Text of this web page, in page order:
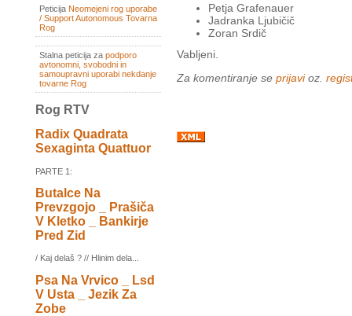
Peticija Neomejeni rog uporabe
/ Support Autonomous Tovarna
Rog
Stalna peticija za podporo
avtonomni, svobodni in
samoupravni uporabi nekdanje
tovarne Rog
Rog RTV
Radix Quadrata
Sexaginta Quattuor
PARTE 1:
Butalce Na
Prevzgojo _ Prašiča
V Kletko _ Bankirje
Pred Zid
/ Kaj delaš ? // Hlinim dela...
Psa Na Vrvico _ Lsd
V Usta _ Jezik Za
Zobe
Petja Grafenauer
Jadranka Ljubičič
Zoran Srdič
Vabljeni.
Za komentiranje se prijavioz.